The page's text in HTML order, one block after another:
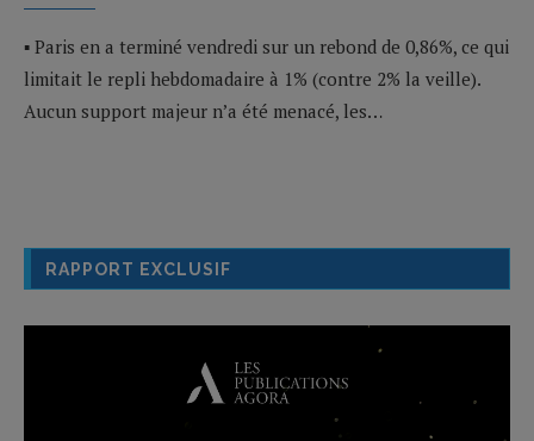
▪ Paris en a terminé vendredi sur un rebond de 0,86%, ce qui
limitait le repli hebdomadaire à 1% (contre 2% la veille).
Aucun support majeur n’a été menacé, les…
RAPPORT EXCLUSIF